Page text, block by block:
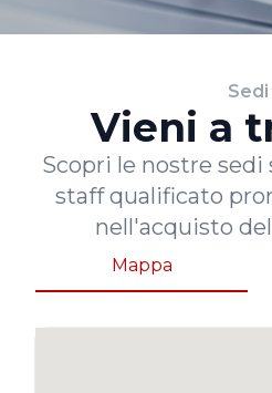
Sedi
Vieni a
Scopri le nostre
staff qualificato
nell'acquisto
Mappa